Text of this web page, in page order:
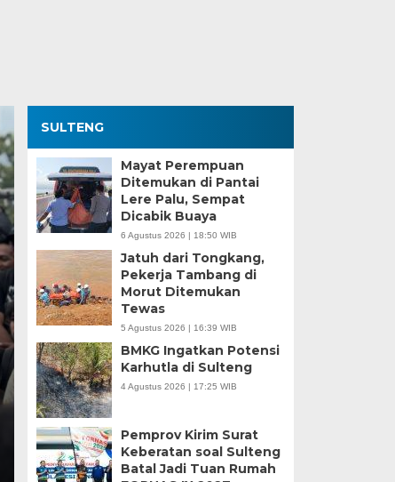
Kesaksian Buruh
Industri Nikel di
Minggu, 5 Jan 2025 - 18:59 WIB
HARIANSULTENG.COM, MOROWALI – Industri
punggung ekspor nasional. Mantra hilirisasi terus…
SULTENG
Mayat Perempuan
Ditemukan di Pantai
Lere Palu, Sempat
Dicabik Buaya
6 Agustus 2026 | 18:50 WIB
Jatuh dari Tongkang,
Pekerja Tambang di
Morut Ditemukan
Tewas
5 Agustus 2026 | 16:39 WIB
BMKG Ingatkan Potensi
Karhutla di Sulteng
4 Agustus 2026 | 17:25 WIB
Pemprov Kirim Surat
Keberatan soal Sulteng
Batal Jadi Tuan Rumah